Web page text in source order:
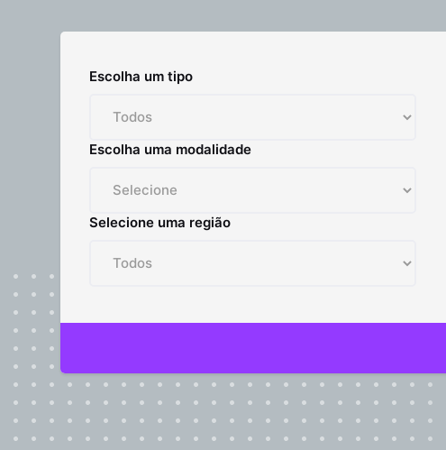
Escolha um tipo
Escolha uma modalidade
Selecione uma região